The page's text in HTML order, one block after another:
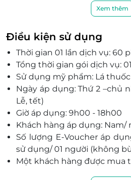
Không gian lịch sự, yên
gam màu dễ chịu, ánh đèn
Đội ngũ nhân viên chu
tình và tay nghề cao,
tạo nâng cao nghiệp vụ, tận
Xem thêm
Điều kiện sử dụng
Thời gian 01 lần dịch vụ: 60
Tổng thời gian gói dịch vụ:
Sử dụng mỹ phẩm: Lá
Ngày áp dụng: Thứ 2 –chủ
Lễ, tết)
Giờ áp dụng: 9h00 - 18h00
Khách hàng áp dụng: Nam/
Số lượng E-Voucher áp
sử dụng/ 01 người (không
Một khách hàng được mua